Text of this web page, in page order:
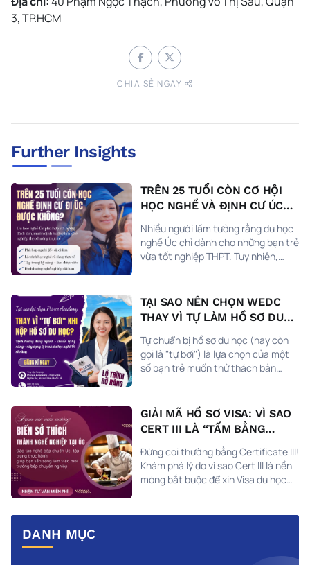
3, TP.HCM
CHIA SẺ NGAY
Further Insights
TRÊN 25 TUỔI CÒN CƠ HỘI
HỌC NGHỀ VÀ ĐỊNH CƯ ÚC
KHÔNG?
Nhiều người lầm tưởng rằng du học
nghề Úc chỉ dành cho những bạn trẻ
vừa tốt nghiệp THPT. Tuy nhiên,
đang bắt đầu hành trình chinh phục
tấm vé định cư tại xứ sở Kangaroo.
TẠI SAO NÊN CHỌN WEDC
THAY VÌ TỰ LÀM HỒ SƠ DU
Tự chuẩn bị hồ sơ du học (hay còn
gọi là "tự bơi") là lựa chọn của một
số bạn trẻ muốn thử thách bản
khắt khe từ Lãnh sự quán, không ít
bạn đã phải dừng lại giấc mơ chỉ vì
những sai sót nhỏ.
GIẢI MÃ HỒ SƠ VISA: VÌ SAO
CERT III LÀ “TẤM BẰNG
Đừng coi thường bằng Certificate III!
Khám phá lý do vì sao Cert III là nền
móng bắt buộc để xin Visa du học
DANH MỤC